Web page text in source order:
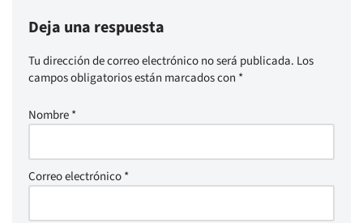
Deja una respuesta
Tu dirección de correo electrónico no será publicada. Los
campos obligatorios están marcados con *
Nombre*
Correo electrónico*